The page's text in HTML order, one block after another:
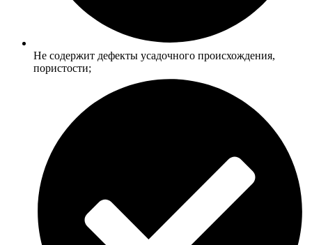
Не содержит дефекты усадочного происхождения,
пористости;